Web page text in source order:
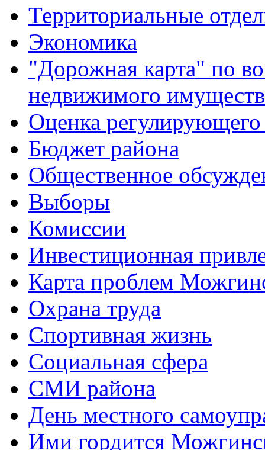
Территориальные
Экономика
"Дорожная карта" по
недвижимого
Оценка регулирующего
Бюджет района
Общественное
Выборы
Комиссии
Инвестиционная
Карта проблем
Охрана труда
Спортивная жизнь
Социальная сфера
СМИ района
День местного
Ими гордится